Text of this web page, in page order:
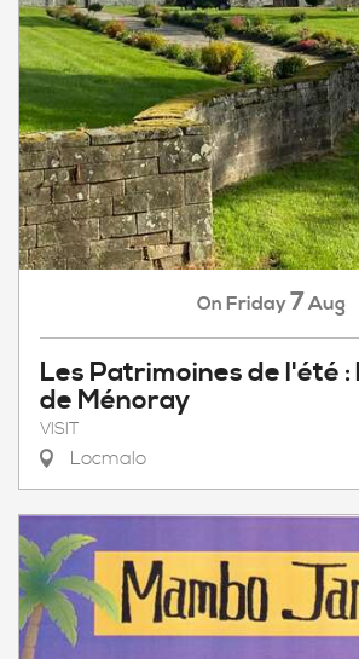
On Friday7Aug
Les Patrimoines de l'été :
de Ménoray
VISIT
Locmalo